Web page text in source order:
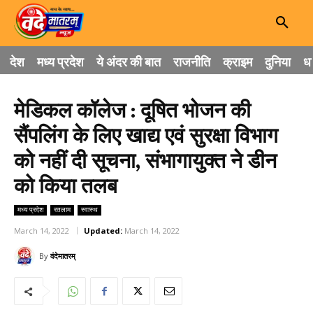
देश मध्य प्रदेश ये अंदर की बात राजनीति क्राइम दुनिया
मेडिकल कॉलेज : दूषित भोजन की
सैंपलिंग के लिए खाद्य एवं सुरक्षा विभाग
को नहीं दी सूचना, संभागायुक्त ने डीन
को किया तलब
मध्य प्रदेश रतलाम स्वास्थ
March 14, 2022 Updated: March 14, 2022
By वंदेमातरम्